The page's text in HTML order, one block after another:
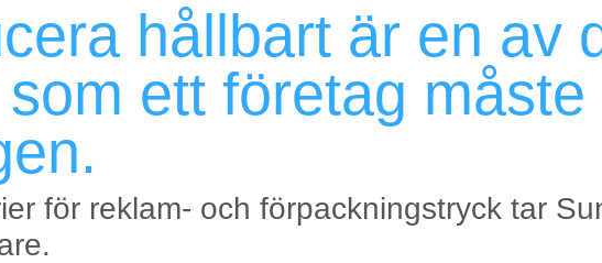
hållbart är en av
ett företag måste
för reklam- och förpackningstryck tar